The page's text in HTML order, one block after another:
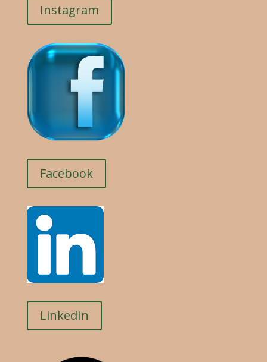
Instagram
Facebook
LinkedIn